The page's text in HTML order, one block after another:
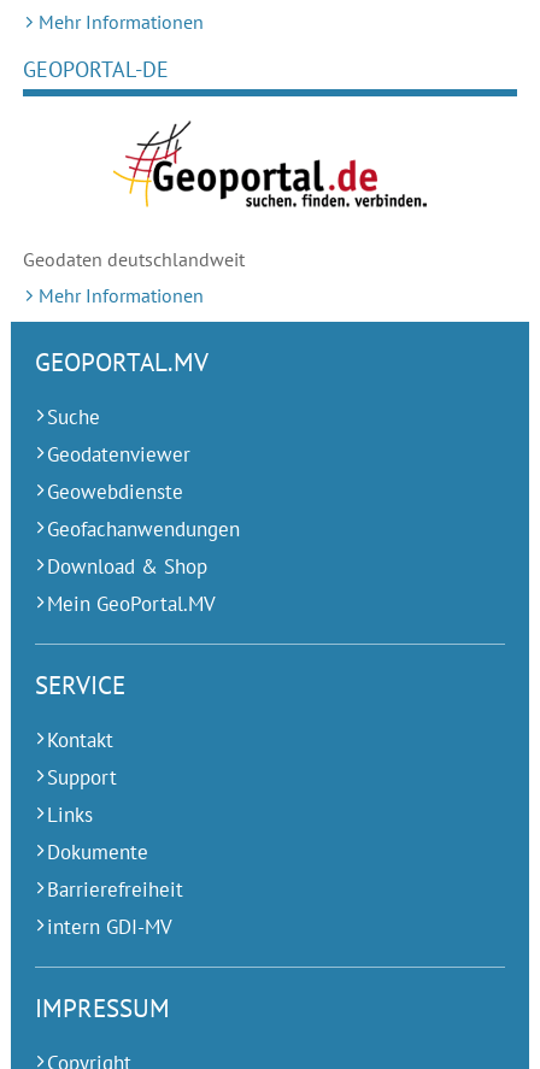
Mehr Informationen
GEOPORTAL-DE
Geodaten deutschlandweit
Mehr Informationen
GEOPORTAL.MV
Suche
Geodatenviewer
Geowebdienste
Geofachanwendungen
Download & Shop
Mein GeoPortal.MV
SERVICE
Kontakt
Support
Links
Dokumente
Barrierefreiheit
intern GDI-MV
IMPRESSUM
Copyright